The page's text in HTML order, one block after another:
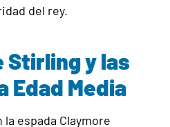
del rey.
Stirling y las
Edad Media